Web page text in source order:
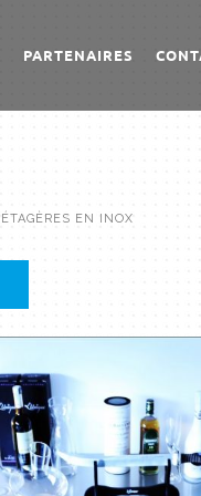
PARTENAIRES
ÉTAGÈRES EN INOX